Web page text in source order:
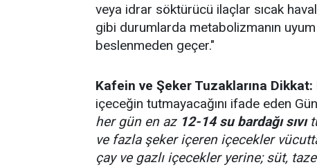
veya idrar söktürücü ilaçlar sıcak
gibi durumlarda metabolizmanın
beslenmeden geçer."
Kafein ve Şeker Tuzaklarına Dikkat:
içeceğin tutmayacağını ifade eden
her gün en az 12-14 su bardağı sıvı
ve fazla şeker içeren içecekler
çay ve gazlı içecekler yerine; süt,